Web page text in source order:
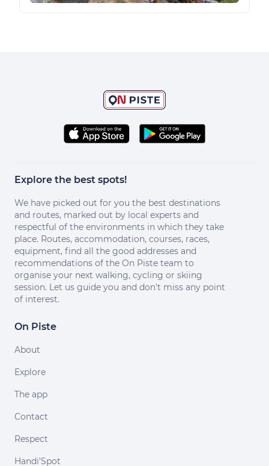
Explore the best spots!
We have picked out for you the best destinations
and routes, marked out by local experts and
respectful of the environments in which they take
place. Routes, accommodation, courses, races,
equipment, find all the good addresses and
recommendations of the On Piste team to
organise your next walking, cycling or skiing
session. Let us guide you and don't miss any point
of interest.
On Piste
About
Explore
The app
Contact
Respect
Handi'Spot